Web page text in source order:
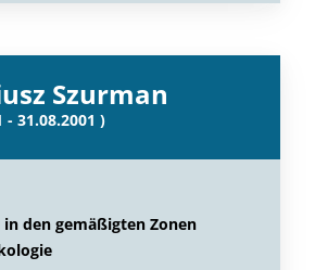
Szurman
- 31.08.2001 )
in den gemäßigten Zonen